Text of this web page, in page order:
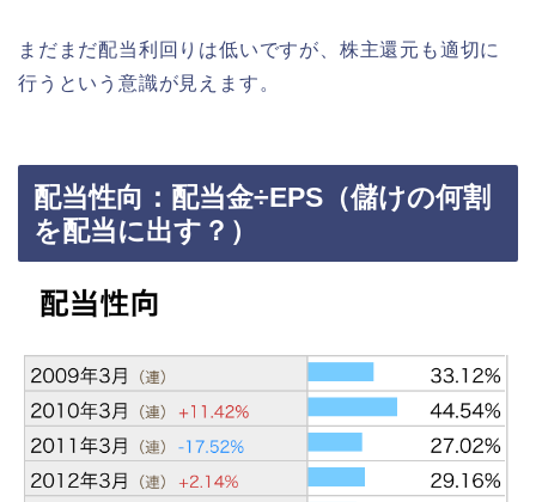
まだまだ配当利回りは低いですが、株主還元も適切に
行うという意識が見えます。
配当性向：配当金÷EPS（儲けの何割
を配当に出す？）